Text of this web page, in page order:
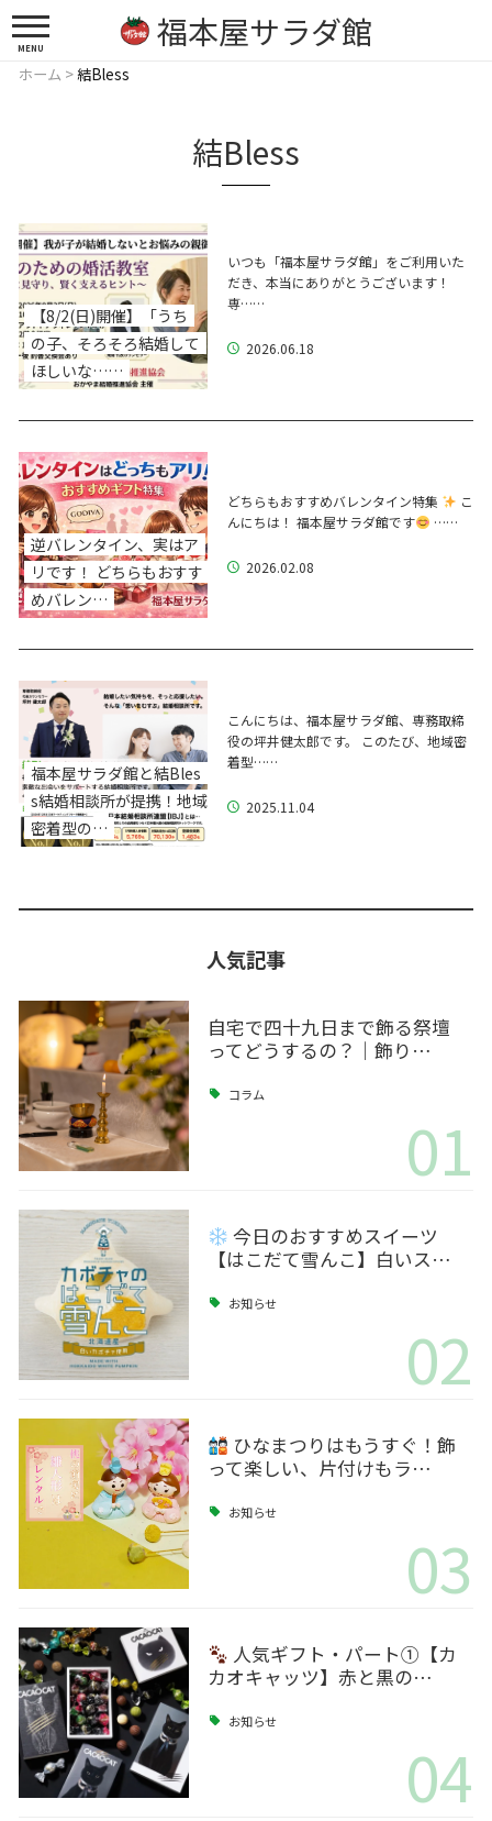
福本屋サラダ館
MENU
ホーム >結Bless
結Bless
【8/2(日)開催】「うち
の子、そろそろ結婚して
ほしいな……
いつも「福本屋サラダ館」をご利用いた
だき、本当にありがとうございます！
専……
2026.06.18
逆バレンタイン、実はア
リです！ どちらもおすす
めバレン…
どちらもおすすめバレンタイン特集
こ
んにちは！ 福本屋サラダ館です
……
2026.02.08
福本屋サラダ館と結Bles
s結婚相談所が提携！地域
密着型の…
こんにちは、福本屋サラダ館、専務取締
役の坪井健太郎です。 このたび、地域密
着型……
2025.11.04
人気記事
自宅で四十九日まで飾る祭壇
ってどうするの？｜飾り…
コラム
01
今日のおすすめスイーツ
【はこだて雪んこ】白いス…
お知らせ
02
ひなまつりはもうすぐ！飾
って楽しい、片付けもラ…
お知らせ
03
人気ギフト・パート①【カ
カオキャッツ】赤と黒の…
お知らせ
04